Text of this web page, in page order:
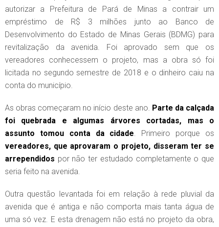
autorizar a Prefeitura de Pará de Minas a contrair um
empréstimo de R$ 3 milhões junto ao Banco de
Desenvolvimento do Estado de Minas Gerais (BDMG) para
revitalização da avenida. Foi aprovado sem que os
vereadores conhecessem o projeto, mas a obra só foi
licitada no segundo semestre de 2018 e o dinheiro caiu na
conta do município.
As obras começaram no início deste ano. Parte da calçada
foi quebrada e algumas árvores cortadas, mas o
assunto tomou conta da cidade . Primeiro porque os
vereadores, que aprovaram o projeto, disseram ter se
arrependidos por não ter estudado completamente o que
seria feito na avenida.
Outra questão levantada foi em relação à rede pluvial da
avenida que é antiga e não comporta mais tanta água de
uma só vez. E esta drenagem não está no projeto da obra,